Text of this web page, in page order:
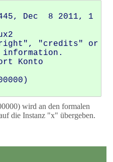
Dec  8 2011, 1
"credits" or
Konto
wird an den formalen
die Instanz "x" übergeben.